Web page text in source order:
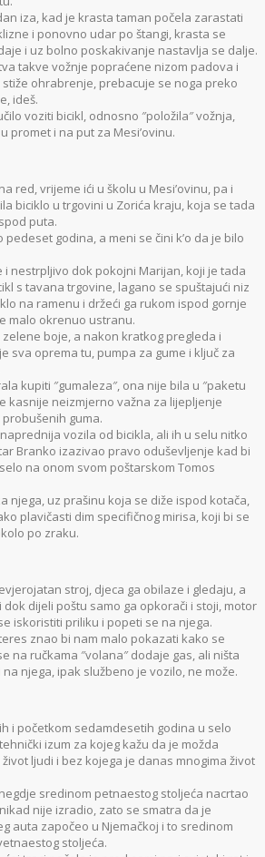
iza, kad je krasta taman počela zarastati
i ponovno udar po štangi, krasta se
i uz bolno poskakivanje nastavlja se dalje.
takve vožnje popraćene nizom padova i
ohrabrenje, prebacuje se noga preko
ideš.
voziti bicikl, odnosno ″položila″ vožnja,
promet i na put za Mesi’ovinu.
red, vrijeme ići u školu u Mesi’ovinu, pa i
biciklo u trgovini u Zorića kraju, koja se tada
puta.
godina, a meni se čini k’o da je bilo
nestrpljivo dok pokojni Marijan, koji je tada
s tavana trgovine, lagano se spuštajući niz
na ramenu i držeći ga rukom ispod gornje
malo okrenuo ustranu.
zelene boje, a nakon kratkog pregleda i
sva oprema tu, pumpa za gume i ključ za
kupiti ″gumaleza″, ona nije bila u ″paketu
kasnije neizmjerno važna za lijepljenje
guma.
vozila od bicikla, ali ih u selu nitko
Branko izazivao pravo oduševljenje kad bi
na onom svom poštarskom Tomos
njega, uz prašinu koja se diže ispod kotača,
plavičasti dim specifičnog mirisa, koji bi se
po zraku.
stroj, djeca ga obilaze i gledaju, a
dijeli poštu samo ga opkorači i stoji, motor
iskoristiti priliku i popeti se na njega.
znao bi nam malo pokazati kako se
na ručkama ″volana″ dodaje gas, ali ništa
njega, ipak službeno je vozilo, ne može.
i početkom sedamdesetih godina u selo
izum za kojeg kažu da je možda
ljudi i bez kojega je danas mnogima život
sredinom petnaestog stoljeća nacrtao
nije izradio, zato se smatra da je
auta započeo u Njemačkoj i to sredinom
stoljeća.